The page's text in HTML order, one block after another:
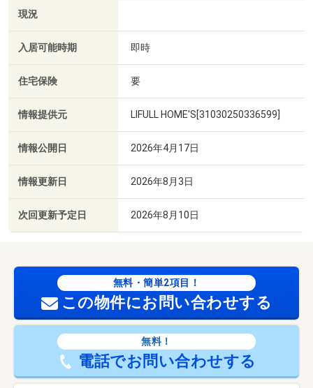
現況
入居可能時期 即時
住宅保険 要
情報提供元 LIFULL HOME'S[31030250336599]
情報公開日 2026年4月17日
情報更新日 2026年8月3日
次回更新予定日 2026年8月10日
無料・簡単2項目！
この物件にお問い合わせする
無料！
電話でお問い合わせする